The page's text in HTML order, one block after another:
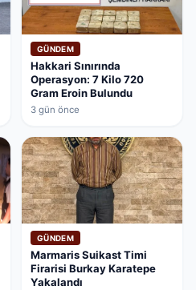
GÜNDEM
Hakkari Sınırında
Operasyon: 7 Kilo 720
Gram Eroin Bulundu
3 gün önce
GÜNDEM
Marmaris Suikast Timi
Firarisi Burkay Karatepe
Yakalandı